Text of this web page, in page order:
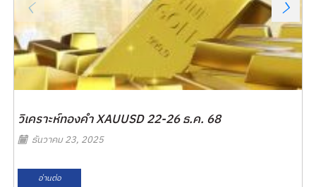
วิเคราะห์ทองคำ XAUUSD 22-26 ธ.ค. 68
ธันวาคม 23, 2025
อ่านต่อ